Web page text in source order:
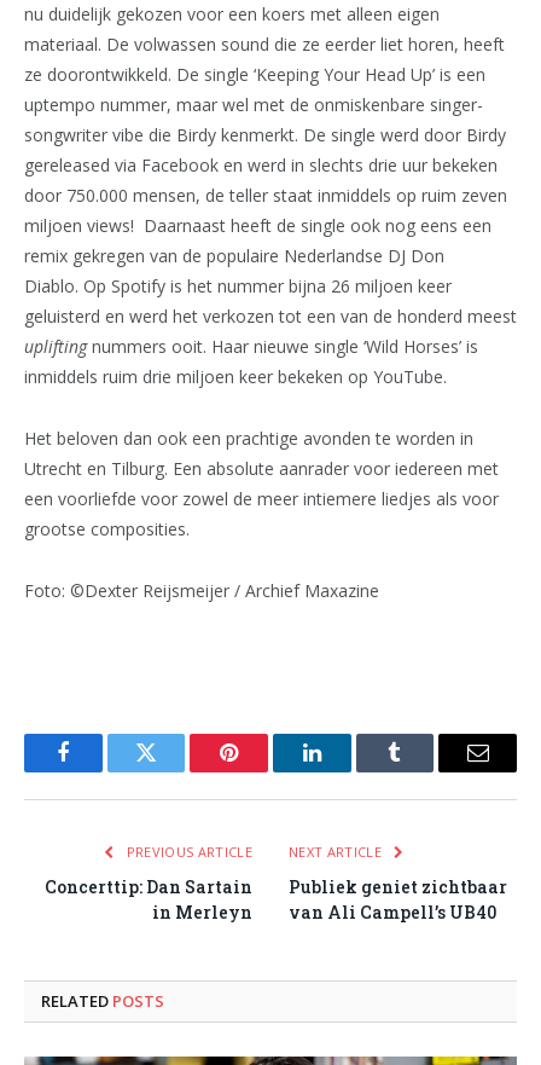
nu duidelijk gekozen voor een koers met alleen eigen
materiaal. De volwassen sound die ze eerder liet horen, heeft
ze doorontwikkeld. De single ‘Keeping Your Head Up’ is een
uptempo nummer, maar wel met de onmiskenbare singer-
songwriter vibe die Birdy kenmerkt. De single werd door Birdy
gereleased via Facebook en werd in slechts drie uur bekeken
door 750.000 mensen, de teller staat inmiddels op ruim zeven
miljoen views! Daarnaast heeft de single ook nog eens een
remix gekregen van de populaire Nederlandse DJ Don
Diablo. Op Spotify is het nummer bijna 26 miljoen keer
geluisterd en werd het verkozen tot een van de honderd meest
upliftingnummers ooit. Haar nieuwe single ‘Wild Horses’ is
inmiddels ruim drie miljoen keer bekeken op YouTube.
Het beloven dan ook een prachtige avonden te worden in
Utrecht en Tilburg. Een absolute aanrader voor iedereen met
een voorliefde voor zowel de meer intiemere liedjes als voor
grootse composities.
Foto: ©Dexter Reijsmeijer / Archief Maxazine
FacebookTwitter Pinterest LinkedInTumblr Email
PREVIOUS ARTICLE
Concerttip: Dan Sartain
in Merleyn
NEXT ARTICLE
Publiek geniet zichtbaar
van Ali Campell’s UB40
RELATED POSTS